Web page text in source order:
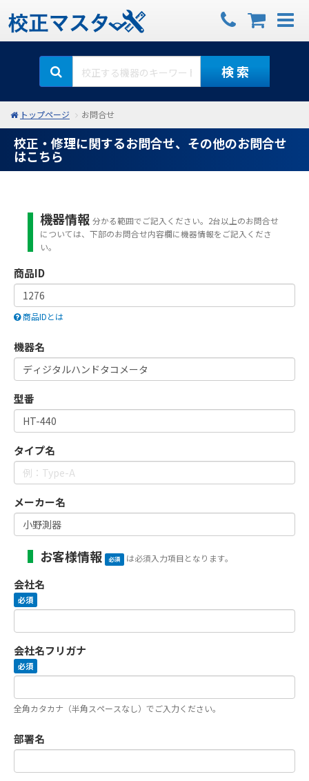
検 索
トップページ お問合せ
校正・修理に関するお問合せ、その他のお問合せ
はこちら
機器情報 分かる範囲でご記入ください。2台以上のお問合せ
については、下部のお問合せ内容欄に機器情報をご記入くださ
い。
商品ID
商品IDとは
機器名
型番
タイプ名
メーカー名
お客様情報 必須 は必須入力項目となります。
会社名
必須
会社名フリガナ
必須
全角カタカナ（半角スペースなし）でご入力ください。
部署名